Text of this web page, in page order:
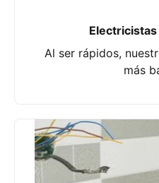
Al ser rápidos,
más